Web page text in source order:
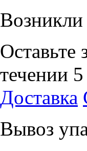
Оставьте
течении
Доставка
Вывоз